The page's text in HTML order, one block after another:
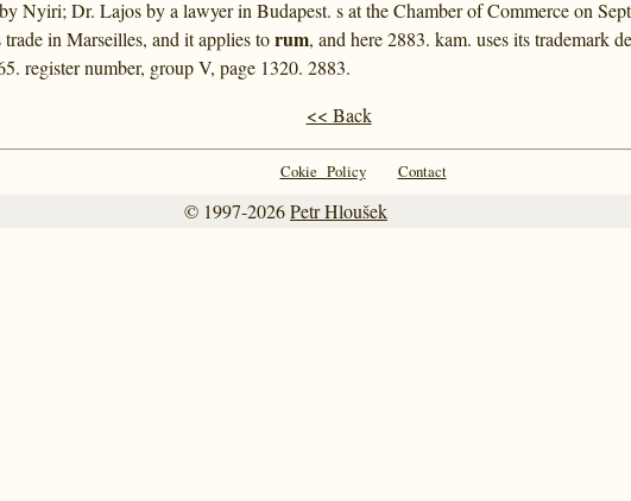
Nyiri; Dr. Lajos by a lawyer in Budapest. s at the Chamber of Commerce on
in Marseilles, and it applies torum, and here 2883. kam. uses its trademark
register number, group V, page 1320. 2883.
<< Back
Cokie Policy Contact
© 1997-2026Petr Hloušek